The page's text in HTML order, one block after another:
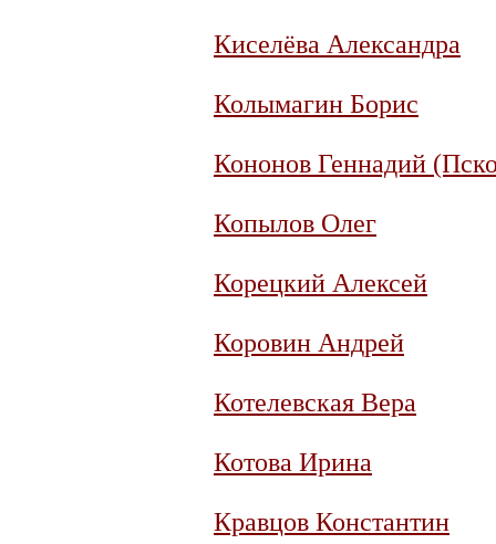
Киселёва Александра
Колымагин Борис
Кононов Геннадий
Копылов Олег
Корецкий Алексей
Коровин Андрей
Котелевская Вера
Котова Ирина
Кравцов Константин